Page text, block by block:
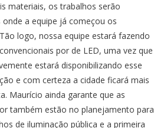
materiais, os trabalhos serão
a equipe já começou os
logo, nossa equipe estará fazendo
por de LED, uma vez que
estará disponibilizando esse
e com certeza a cidade ficará mais
Maurício ainda garante que as
também estão no planejamento para
de iluminação pública e a primeira